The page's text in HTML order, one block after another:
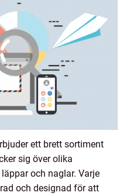
ett brett sortiment
sig över olika
och naglar. Varje
och designad för att